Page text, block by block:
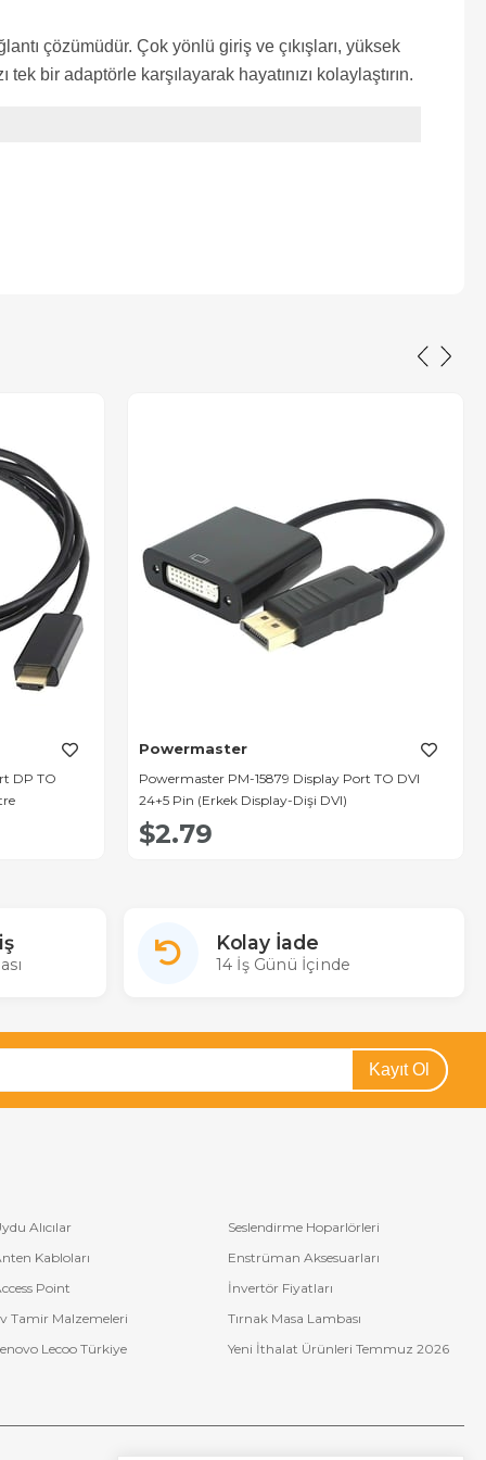
çözümüdür. Çok yönlü giriş ve çıkışları, yüksek
bir adaptörle karşılayarak hayatınızı kolaylaştırın.
DP TO
Powermaster
Powermaster PM-15879 Display Port TO DVI
24+5 Pin (Erkek Display-Dişi DVI)
$2.79
Kolay İade
14 İş Günü İçinde
Kayıt Ol
Alıcılar
Seslendirme Hoparlörleri
Kabloları
Enstrüman Aksesuarları
Point
İnvertör Fiyatları
Tamir Malzemeleri
Tırnak Masa Lambası
Lecoo Türkiye
Yeni İthalat Ürünleri Temmuz 2026